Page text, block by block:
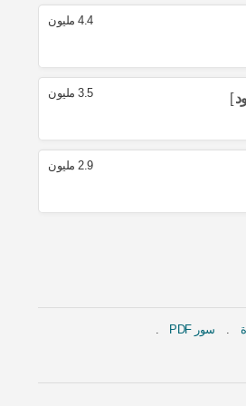
4.4 مليون
3.5 مليون
2.9 مليون
سور PDF